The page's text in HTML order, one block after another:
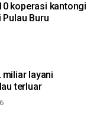
koperasi kantongi
Pulau Buru
miliar layani
penukaran rupiah di pulau terluar